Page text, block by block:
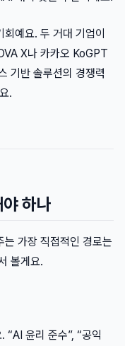
예요. 두 거대 기업이
X나 카카오 KoGPT
기반 솔루션의 경쟁력
.
하나
가장 직접적인 경로는
볼게요.
“AI 윤리 준수”, “공익